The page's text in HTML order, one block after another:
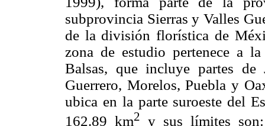
subprovincia Sierras y Valles
de la división florística de
zona de estudio pertenece a
Balsas, que incluye partes de
Guerrero, Morelos, Puebla y
ubica en la parte suroeste del
162.89 km2
y sus límites